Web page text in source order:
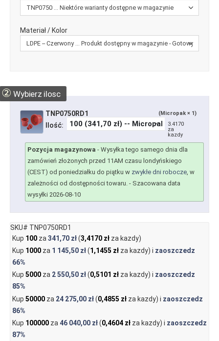
Materiał / Kolor
② Wybierz ilosc
TNP0750RD1 (Micropak × 1)
Ilość:
3.4170
za
kazdy
Pozycja magazynowa - Wysyłka tego samego dnia dla
zamówień złożonych przed 11AM czasu londyńskiego
(CEST) od poniedziałku do piątku w zwykłe dni robocze, w
zależności od dostępności towaru. - Szacowana data
wysyłki 2026-08-10
SKU# TNP0750RD1
Kup 100za 341,70 zł(3,4170 złza kazdy)
Kup 1000za 1 145,50 zł(1,1455 złza kazdy) i zaoszczedz
66%
Kup 5000za 2 550,50 zł(0,5101 złza kazdy) i zaoszczedz
85%
Kup 50000za 24 275,00 zł(0,4855 złza kazdy) i zaoszczedz
86%
Kup 100000za46 040,00 zł(0,4604 złza kazdy) i zaoszczedz
87%